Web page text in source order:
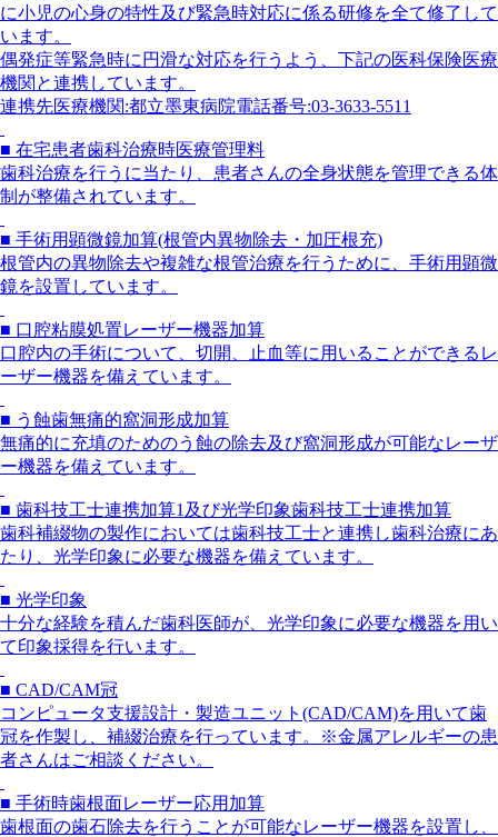
に小児の心身の特性及び緊急時対応に係る研修を全て修了して
います。
偶発症等緊急時に円滑な対応を行うよう、下記の医科保険医療
機関と連携しています。
連携先医療機関:都立墨東病院電話番号:03-3633-5511
■ 在宅患者歯科治療時医療管理料
歯科治療を行うに当たり、患者さんの全身状態を管理できる体
制が整備されています。
■ 手術用顕微鏡加算(根管内異物除去・加圧根充)
根管内の異物除去や複雑な根管治療を行うために、手術用顕微
鏡を設置しています。
■ 口腔粘膜処置レーザー機器加算
口腔内の手術について、切開、止血等に用いることができるレ
ーザー機器を備えています。
■ う蝕歯無痛的窩洞形成加算
無痛的に充填のためのう蝕の除去及び窩洞形成が可能なレーザ
ー機器を備えています。
■ 歯科技工士連携加算1及び光学印象歯科技工士連携加算
歯科補綴物の製作においては歯科技工士と連携し歯科治療にあ
たり、光学印象に必要な機器を備えています。
■ 光学印象
十分な経験を積んだ歯科医師が、光学印象に必要な機器を用い
て印象採得を行います。
■ CAD/CAM冠
コンピュータ支援設計・製造ユニット(CAD/CAM)を用いて歯
冠を作製し、補綴治療を行っています。※金属アレルギーの患
者さんはご相談ください。
■ 手術時歯根面レーザー応用加算
歯根面の歯石除去を行うことが可能なレーザー機器を設置し、